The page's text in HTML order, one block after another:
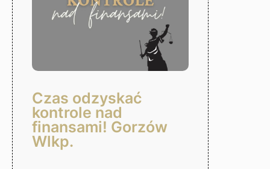
Czas odzyskać
kontrole nad
finansami! Gorzów
Wlkp.